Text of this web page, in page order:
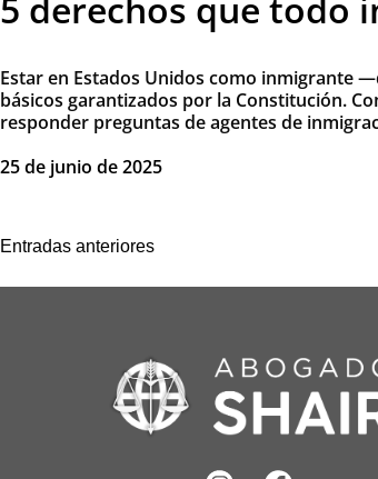
5 derechos que todo
Estar en Estados Unidos como inmigrante
básicos garantizados por la Constitución.
responder preguntas de agentes de
25 de junio de 2025
Entradas anteriores